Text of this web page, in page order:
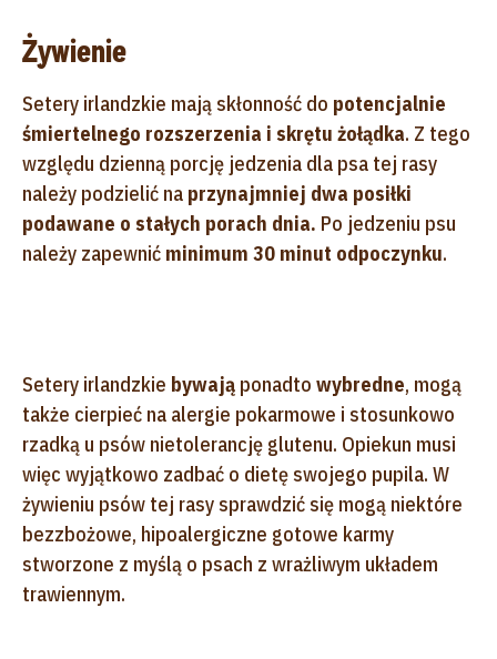
Żywienie
Setery irlandzkie mają skłonność do potencjalnie
śmiertelnego rozszerzenia i skrętu żołądka. Z tego
względu dzienną porcję jedzenia dla psa tej rasy
należy podzielić na przynajmniej dwa posiłki
podawane o stałych porach dnia. Po jedzeniu psu
należy zapewnić minimum 30 minut odpoczynku.
Setery irlandzkie bywają ponadto wybredne, mogą
także cierpieć na alergie pokarmowe i stosunkowo
rzadką u psów nietolerancję glutenu. Opiekun musi
więc wyjątkowo zadbać o dietę swojego pupila. W
żywieniu psów tej rasy sprawdzić się mogą niektóre
bezzbożowe, hipoalergiczne gotowe karmy
stworzone z myślą o psach z wrażliwym układem
trawiennym.